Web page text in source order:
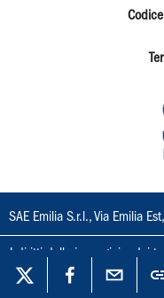
SAE Emilia S.r.l., Via Emilia
I diritti delle immagini e dei
loro riproduzione con